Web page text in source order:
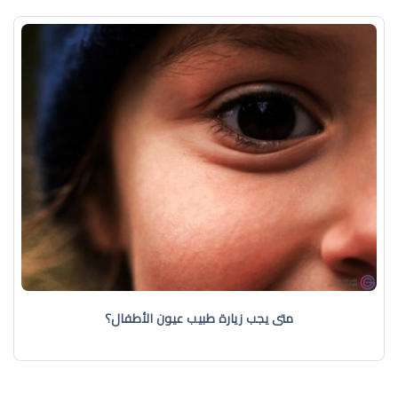
متى يجب زيارة طبيب عيون الأطفال؟